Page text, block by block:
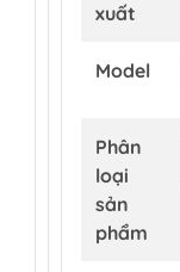
xuất
Model
Phân
loại
sản
phẩm